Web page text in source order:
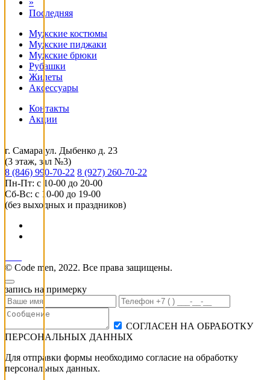
»
Последняя
Мужские костюмы
Мужские пиджаки
Мужские брюки
Рубашки
Жилеты
Аксессуары
Контакты
Акции
г. Самара ул. Дыбенко д. 23
(3 этаж, зал №3)
8 (846) 990-70-22 8 (927) 260-70-22
Пн-Пт: с 10-00 до 20-00
Сб-Вс: с 10-00 до 19-00
(без выходных и праздников)
© Code men, 2022. Все права защищены.
запись на примерку
СОГЛАСЕН НА ОБРАБОТКУ
ПЕРСОНАЛЬНЫХ ДАННЫХ
Для отправки формы необходимо согласие на обработку
персональных данных.